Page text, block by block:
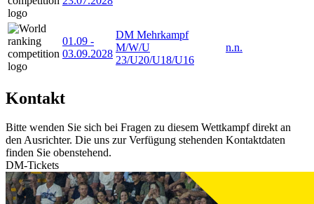
01.09 -
03.09.2028
DM Mehrkampf
M/W/U
23/U20/U18/U16
n.n.
Kontakt
Bitte wenden Sie sich bei Fragen zu diesem Wettkampf direkt an
den Ausrichter. Die uns zur Verfügung stehenden Kontaktdaten
finden Sie obenstehend.
DM-Tickets